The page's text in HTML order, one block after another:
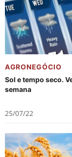
AGRONEGÓCIO
Sol e tempo seco.
semana
25/07/22